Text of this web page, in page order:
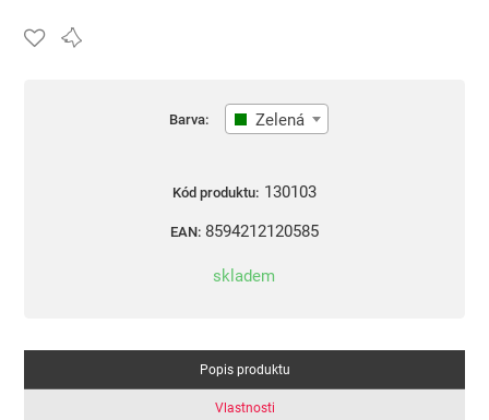
Barva: Zelená
Kód produktu: 130103
EAN: 8594212120585
skladem
Popis produktu
Vlastnosti